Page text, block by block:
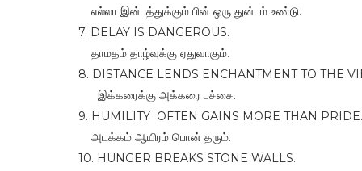
எல்லா இன்பத்துக்கும் பின் ஒரு துன்பம் உண்டு.
7. DELAY IS DANGEROUS.
தாமதம் தாழ்வுக்கு ஏதுவாகும்.
8. DISTANCE LENDS ENCHANTMENT TO THE
இக்கரைக்கு அக்கரை பச்சை.
9. HUMILITY OFTEN GAINS MORE THAN PRIDE.
அடக்கம் ஆயிரம் பொன் தரும்.
10. HUNGER BREAKS STONE WALLS.